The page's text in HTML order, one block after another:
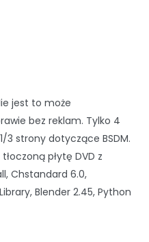
jest to może
bez reklam. Tylko 4
3 strony dotyczące BSDM.
płytę DVD z
Chstandard 6.0,
Blender 2.45, Python